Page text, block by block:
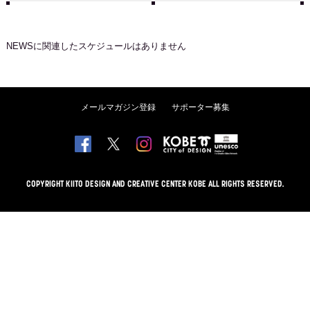
NEWSに関連したスケジュールはありません
メールマガジン登録 サポーター募集
COPYRIGHT KIITO DESIGN AND CREATIVE CENTER KOBE ALL RIGHTS RESERVED.